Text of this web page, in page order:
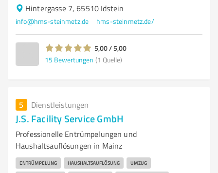
Hintergasse 7, 65510 Idstein
info@hms-steinmetz.de hms-steinmetz.de/
5,00 / 5,00
15 Bewertungen (1 Quelle)
5 Dienstleistungen
J.S. Facility Service GmbH
Professionelle Entrümpelungen und
Haushaltsauflösungen in Mainz
ENTRÜMPELUNG HAUSHALTSAUFLÖSUNG UMZUG